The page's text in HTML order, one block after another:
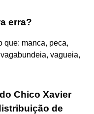
erra?
que: manca, peca,
vagueia,
Chico Xavier
de